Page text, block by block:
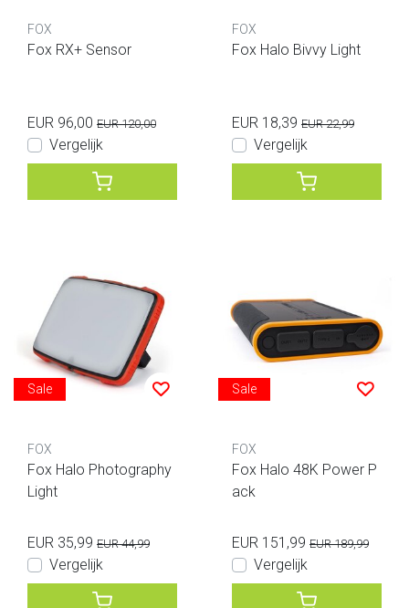
FOX
Fox RX+ Sensor
EUR 96,00 EUR 120,00
Vergelijk
FOX
Fox Halo Bivvy Light
EUR 18,39 EUR 22,99
Vergelijk
Sale
FOX
Fox Halo Photography
Light
EUR 35,99 EUR 44,99
Vergelijk
Sale
FOX
Fox Halo 48K Power P
ack
EUR 151,99 EUR 189,99
Vergelijk